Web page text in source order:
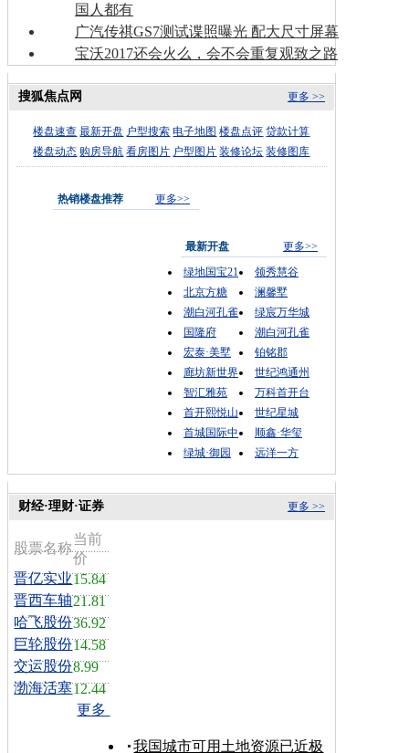
国人都有
广汽传祺GS7测试谍照曝光 配大尺寸屏幕
宝沃2017还会火么，会不会重复观致之路
更多 >>
搜狐焦点网
楼盘速查 最新开盘 户型搜索 电子地图 楼盘点评 贷款计算
楼盘动态 购房导航 看房图片 户型图片 装修论坛 装修图库
热销楼盘推荐 更多>>
最新开盘
更多>>
绿地国宝21
领秀慧谷
北京方糖
澜馨墅
潮白河孔雀
绿宸万华城
国隆府
潮白河孔雀
宏泰·美墅
铂铭郡
廊坊新世界
世纪鸿通州
智汇雅苑
万科首开台
首开熙悦山
世纪星城
首城国际中
顺鑫·华玺
绿城·御园
远洋一方
更多 >>
财经·理财·证券
股票名称
当前
价
晋亿实业15.84
晋西车轴21.81
哈飞股份36.92
巨轮股份14.58
交运股份8.99
渤海活塞12.44
更多
我国城市可用土地资源已近极